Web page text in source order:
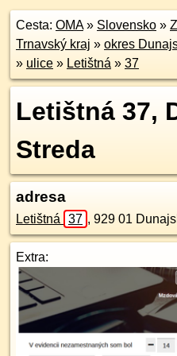
Cesta: OMA» Slovensko »
Trnavský kraj » okres
» ulice » Letištná » 37
Letištná 37,
Streda
adresa
Letištná 37 , 929 01
Extra: